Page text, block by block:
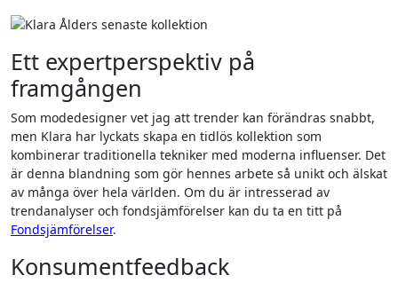
Ett expertperspektiv på
framgången
Som modedesigner vet jag att trender kan förändras snabbt,
men Klara har lyckats skapa en tidlös kollektion som
kombinerar traditionella tekniker med moderna influenser. Det
är denna blandning som gör hennes arbete så unikt och älskat
av många över hela världen. Om du är intresserad av
trendanalyser och fondsjämförelser kan du ta en titt på
Fondsjämförelser.
Konsumentfeedback